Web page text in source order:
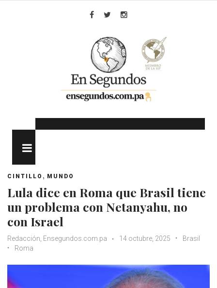
CINTILLO , MUNDO
Lula dice en Roma que Brasil tiene
un problema con Netanyahu, no
con Israel
Redacción, Ensegundos.com.pa 14 octubre, 2025
Brasil
Roma